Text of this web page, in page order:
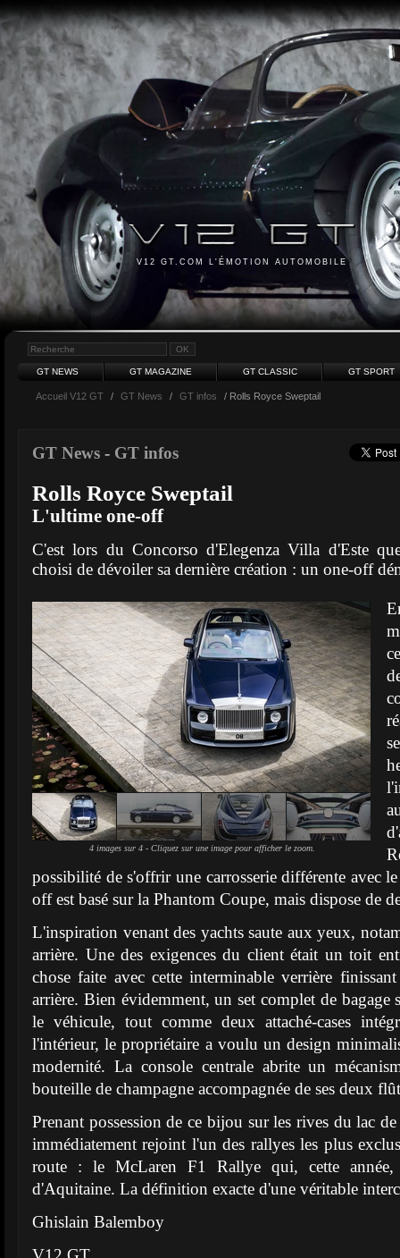
V12 GT.COM L'ÉMOTION AUTOMOBILE
GT NEWS GT MAGAZINE GT CLASSIC GT SPORT
Accueil V12 GT / GT News / GT infos / Rolls Royce Sweptail
GT News - GT infos
Rolls Royce Sweptail
L'ultime one-off
C'est lors du Concorso d'Elegenza Villa d'Este
choisi de dévoiler sa dernière création : un one-off
4 images sur 4 - Cliquez sur une image pour afficher le zoom.
possibilité de s'offrir une carrosserie différente avec
off est basé sur la Phantom Coupe, mais dispose de
L'inspiration venant des yachts saute aux yeux,
arrière. Une des exigences du client était un toit
chose faite avec cette interminable verrière
arrière. Bien évidemment, un set complet de bagage
le véhicule, tout comme deux attaché-cases
l'intérieur, le propriétaire a voulu un design
modernité. La console centrale abrite un
bouteille de champagne accompagnée de ses deux
Prenant possession de ce bijou sur les rives du lac
immédiatement rejoint l'un des rallyes les plus
route : le McLaren F1 Rallye qui, cette
d'Aquitaine. La définition exacte d'une véritable
Ghislain Balemboy